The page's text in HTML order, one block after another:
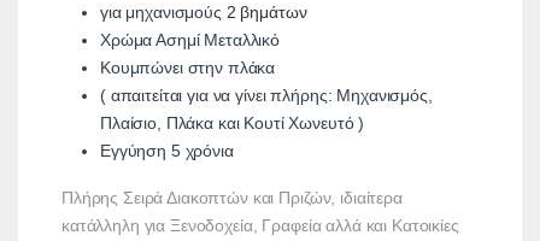
για μηχανισμούς 2 βημάτων
Χρώμα Ασημί Μεταλλικό
Κουμπώνει στην πλάκα
( απαιτείται για να γίνει πλήρης: Μηχανισμός,
Πλαίσιο, Πλάκα και Κουτί Χωνευτό )
Εγγύηση 5 χρόνια
Πλήρης Σειρά Διακοπτών και Πριζών, ιδιαίτερα
κατάλληλη για Ξενοδοχεία, Γραφεία αλλά και Κατοικίες